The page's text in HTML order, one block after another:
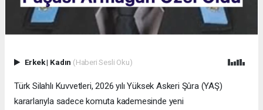
Erkek| Kadın (Haberi Sesli Oku)
Türk Silahlı Kuvvetleri, 2026 yılı Yüksek Askeri Şûra (YAŞ)
kararlarıyla sadece komuta kademesinde yeni